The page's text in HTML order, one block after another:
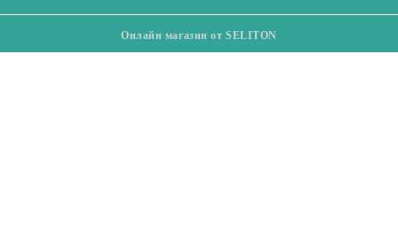
Онлайн магазин от SELITON